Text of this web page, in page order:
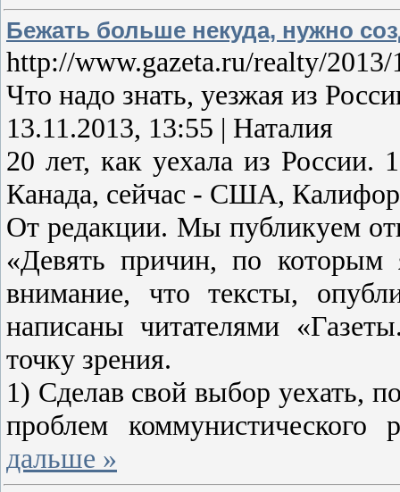
Бежать больше некуда, нужно
http://www.gazeta.ru/realty/
Что надо знать, уезжая из
13.11.2013, 13:55 | Наталия
20 лет, как уехала из
Канада, сейчас - США,
От редакции. Мы публикуем
«Девять причин, по
внимание, что тексты,
написаны читателями
точку зрения.
1) Сделав свой выбор уехать,
проблем
дальше »